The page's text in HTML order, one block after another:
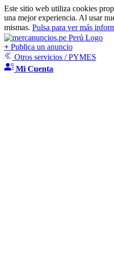
Este sitio web utiliza cookies
una mejor experiencia. Al usar
mismas. Pulsa para ver más
+ Publica un anuncio
Otros servicios / PYMES
Mi Cuenta